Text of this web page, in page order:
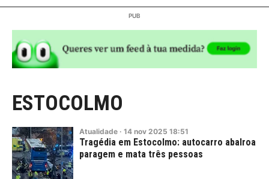
ESTOCOLMO
Atualidade · 14 nov 2025 18:51
Tragédia em Estocolmo: autocarro abalroa
paragem e mata três pessoas